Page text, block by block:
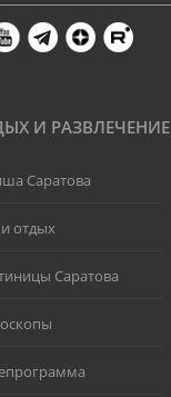
И РАЗВЛЕЧЕНИЕ
Саратова
отдых
Саратова